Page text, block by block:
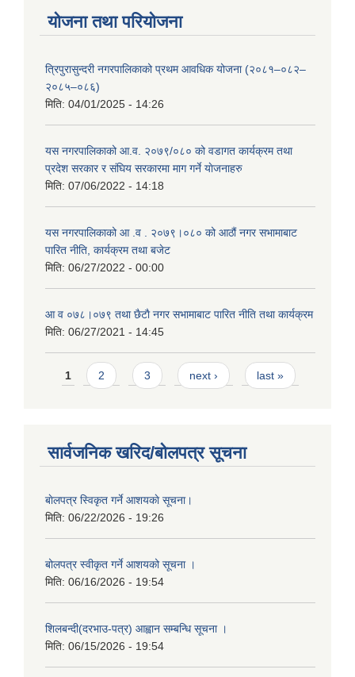
योजना तथा परियोजना
त्रिपुरासुन्दरी नगरपालिकाको प्रथम आवधिक योजना (२०८१–०८२–
२०८५–०८६)
मिति: 04/01/2025 - 14:26
यस नगरपालिकाको आ.व. २०७९/०८० को वडागत कार्यक्रम तथा
प्रदेश सरकार र संघिय सरकारमा माग गर्ने याेजनाहरु
मिति: 07/06/2022 - 14:18
यस नगरपालिकाको आ‍ .व . २०७९।०८० को आठौं नगर सभामाबाट
पारित नीति, कार्यक्रम तथा बजेट
मिति: 06/27/2022 - 00:00
आ‍ व ०७८।०७९ तथा छैटाै नगर सभामाबाट पारित नीति तथा कार्यक्रम
मिति: 06/27/2021 - 14:45
Pages
1 2 3 next › last »
सार्वजनिक खरिद/बोलपत्र सूचना
बाेलपत्र स्विकृत गर्ने आशयकाे सूचना।
मिति: 06/22/2026 - 19:26
बोलपत्र स्वीकृत गर्ने आशयको सूचना ।
मिति: 06/16/2026 - 19:54
शिलबन्दी(दरभाउ-पत्र) आह्वान सम्बन्धि सूचना ।
मिति: 06/15/2026 - 19:54